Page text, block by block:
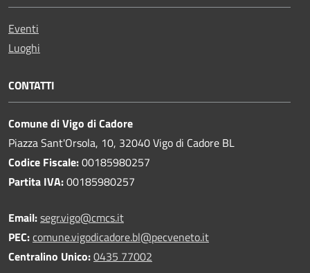
Eventi
Luoghi
CONTATTI
Comune di Vigo di Cadore
Piazza Sant'Orsola, 10, 32040 Vigo di Cadore BL
Codice Fiscale:00185980257
Partita IVA:00185980257
Email:segr.vigo@cmcs.it
PEC:comune.vigodicadore.bl@pecveneto.it
Centralino Unico:0435 77002